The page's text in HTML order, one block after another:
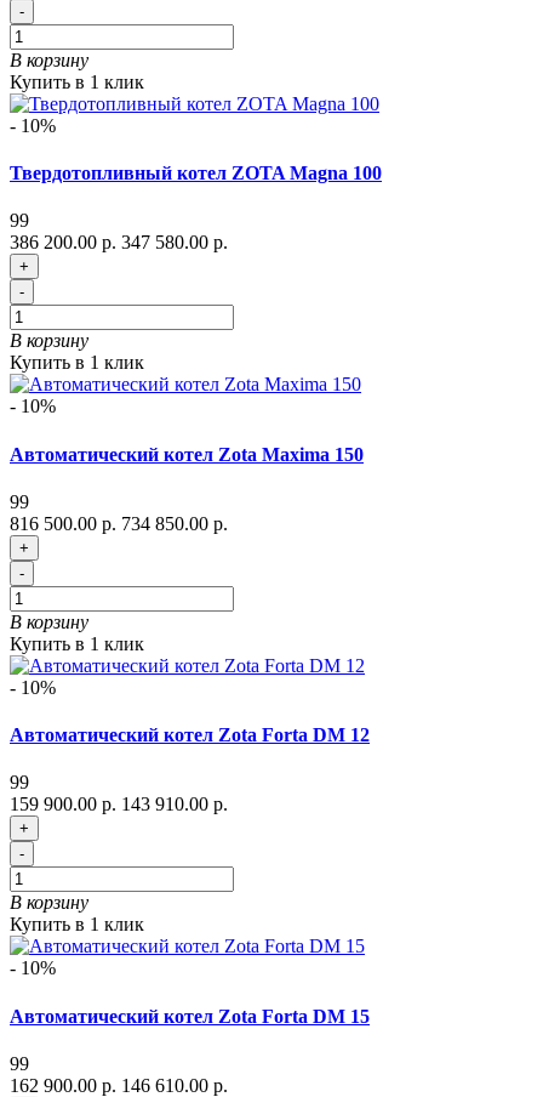
-
В корзину
Купить в 1 клик
- 10%
Твердотопливный котел ZOTA Magna 100
99
386 200.00 р. 347 580.00 р.
+
-
В корзину
Купить в 1 клик
- 10%
Автоматический котел Zota Maxima 150
99
816 500.00 р. 734 850.00 р.
+
-
В корзину
Купить в 1 клик
- 10%
Автоматический котел Zota Forta DM 12
99
159 900.00 р. 143 910.00 р.
+
-
В корзину
Купить в 1 клик
- 10%
Автоматический котел Zota Forta DM 15
99
162 900.00 р. 146 610.00 р.